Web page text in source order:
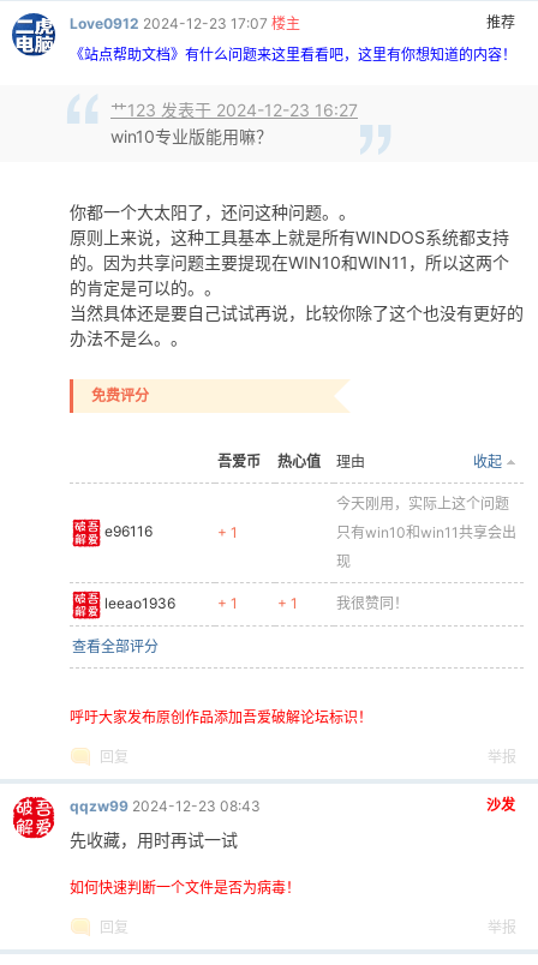
推荐
Love0912 2024-12-23 17:07 楼主
《站点帮助文档》有什么问题来这里看看吧，这里有你想知道的内容！
艹123 发表于 2024-12-23 16:27
win10专业版能用嘛？
你都一个大太阳了，还问这种问题。。
原则上来说，这种工具基本上就是所有WINDOS系统都支持
的。因为共享问题主要提现在WIN10和WIN11，所以这两个
的肯定是可以的。。
当然具体还是要自己试试再说，比较你除了这个也没有更好的
办法不是么。。
免费评分
吾爱币 热心值 收起
理由
e96116 + 1
今天刚用，实际上这个问题
只有win10和win11共享会出
现
leeao1936 + 1 + 1 我很赞同！
查看全部评分
呼吁大家发布原创作品添加吾爱破解论坛标识！
回复 举报
沙发
qqzw99 2024-12-23 08:43
先收藏，用时再试一试
如何快速判断一个文件是否为病毒！
回复 举报